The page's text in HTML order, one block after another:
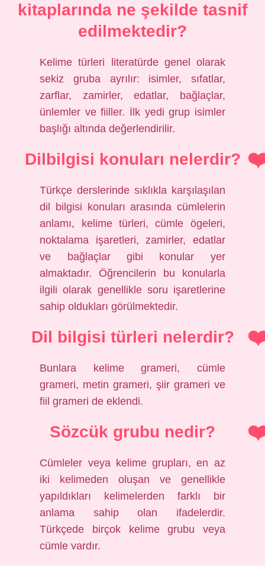
kitaplarında ne şekilde tasnif
edilmektedir?
Kelime türleri literatürde genel olarak
sekiz gruba ayrılır: isimler, sıfatlar,
zarflar, zamirler, edatlar, bağlaçlar,
ünlemler ve fiiller. İlk yedi grup isimler
başlığı altında değerlendirilir.
Dilbilgisi konuları nelerdir?
Türkçe derslerinde sıklıkla karşılaşılan
dil bilgisi konuları arasında cümlelerin
anlamı, kelime türleri, cümle ögeleri,
noktalama işaretleri, zamirler, edatlar
ve bağlaçlar gibi konular yer
almaktadır. Öğrencilerin bu konularla
ilgili olarak genellikle soru işaretlerine
sahip oldukları görülmektedir.
Dil bilgisi türleri nelerdir?
Bunlara kelime grameri, cümle
grameri, metin grameri, şiir grameri ve
fiil grameri de eklendi.
Sözcük grubu nedir?
Cümleler veya kelime grupları, en az
iki kelimeden oluşan ve genellikle
yapıldıkları kelimelerden farklı bir
anlama sahip olan ifadelerdir.
Türkçede birçok kelime grubu veya
cümle vardır.